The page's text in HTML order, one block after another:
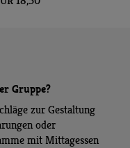
Gruppe?
zur Gestaltung
oder
mit Mittagessen